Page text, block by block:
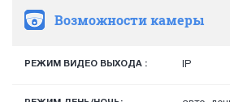
Возможности камеры
РЕЖИМ ВИДЕО ВЫХОДА : IP